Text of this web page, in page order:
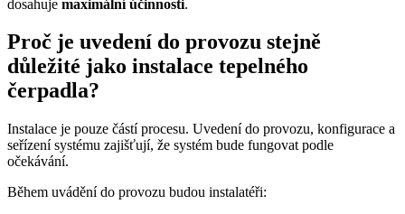
dosahuje maximální účinnosti.
Proč je uvedení do provozu stejně
důležité jako instalace tepelného
čerpadla?
Instalace je pouze částí procesu. Uvedení do provozu, konfigurace a
seřízení systému zajišťují, že systém bude fungovat podle
očekávání.
Během uvádění do provozu budou instalatéři: